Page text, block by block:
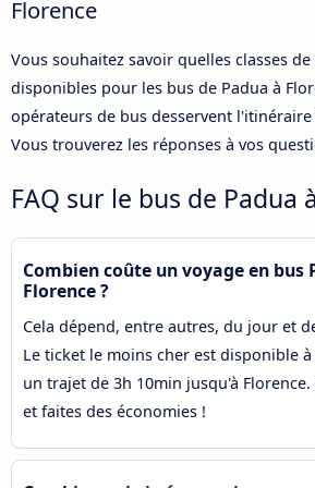
Florence
Vous souhaitez savoir quelles classes
disponibles pour les bus de Padua à
opérateurs de bus desservent l'itinéraire
Vous trouverez les réponses à vos
FAQ sur le bus de Padua
Combien coûte un voyage en bus
Florence ?
Cela dépend, entre autres, du jour et
Le ticket le moins cher est disponible
un trajet de 3h 10min jusqu'à
et faites des économies !